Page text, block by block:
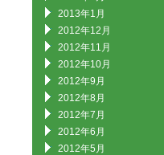
2013年1月
2012年12月
2012年11月
2012年10月
2012年9月
2012年8月
2012年7月
2012年6月
2012年5月